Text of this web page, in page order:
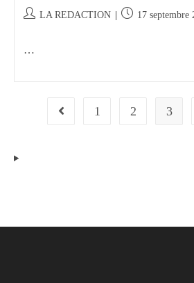
LA REDACTION 17 septembre
…
1 2 3